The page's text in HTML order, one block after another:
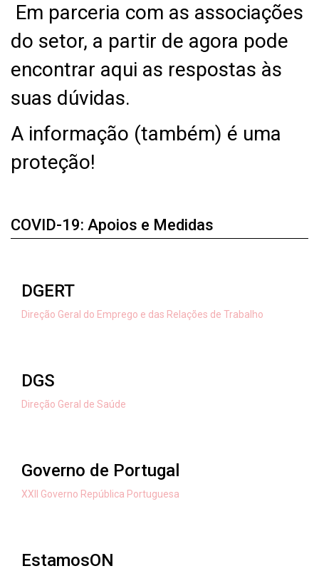
Em parceria com as associações
do setor, a partir de agora pode
encontrar aqui as respostas às
suas dúvidas.
A informação (também) é uma
proteção!
COVID-19: Apoios e Medidas
DGERT
Direção Geral do Emprego e das Relações de Trabalho
DGS
Direção Geral de Saúde
Governo de Portugal
XXII Governo República Portuguesa
EstamosON